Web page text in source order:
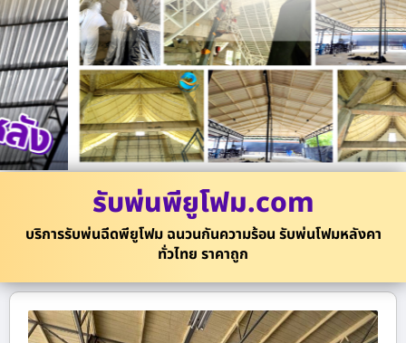
รับพ่นพียูโฟม.com
บริการรับพ่นฉีดพียูโฟม ฉนวนกันความร้อน รับพ่นโฟมหลังคา
ทั่วไทย ราคาถูก